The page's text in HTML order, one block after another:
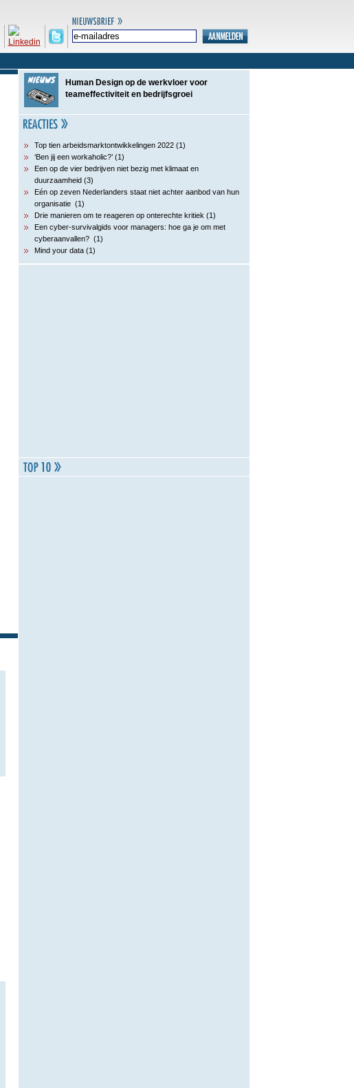
Human Design op de werkvloer voor
teameffectiviteit en bedrijfsgroei
Top tien arbeidsmarktontwikkelingen 2022 (1)
‘Ben jij een workaholic?’ (1)
Een op de vier bedrijven niet bezig met klimaat en
duurzaamheid (3)
Eén op zeven Nederlanders staat niet achter aanbod van hun
organisatie (1)
Drie manieren om te reageren op onterechte kritiek (1)
Een cyber-survivalgids voor managers: hoe ga je om met
cyberaanvallen? (1)
Mind your data (1)